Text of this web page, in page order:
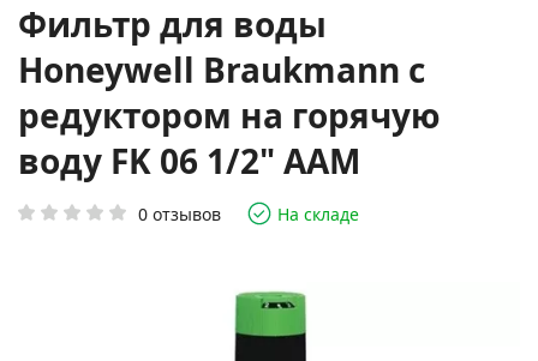
Фильтр для воды
Honeywell Braukmann с
редуктором на горячую
воду FK 06 1/2" ААМ
0 отзывов На складе